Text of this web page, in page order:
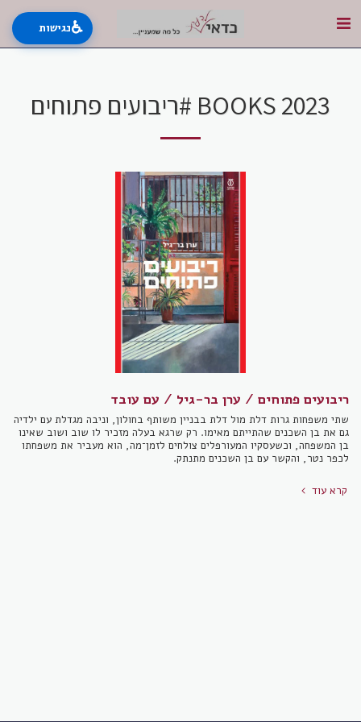
BOOKS 2023 #ריבועים פתוחים
ריבועים פתוחים / ערן בר-גיל / עם עובד
שתי משפחות גרות דלת מול דלת בבניין משותף בחולון, וניבה מגדלת עם ילדיה
גם את בן השכנים שהתייתם מאימו. רק שרגא בעלה מזכיר לו שוב ושוב שאינו
בן המשפחה, וכשעסקיו המעורפלים צולחים לזמן־מה, הוא מעביר את משפחתו
לכפר נטר, והקשר עם בן השכנים מתנתק.
קרא עוד
♿נגישות